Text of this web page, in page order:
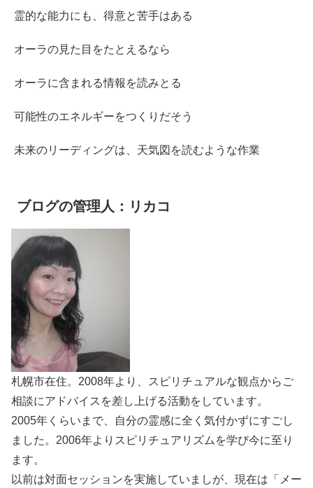
霊的な能力にも、得意と苦手はある
オーラの見た目をたとえるなら
オーラに含まれる情報を読みとる
可能性のエネルギーをつくりだそう
未来のリーディングは、天気図を読むような作業
ブログの管理人：リカコ
札幌市在住。2008年より、スピリチュアルな観点からご
相談にアドバイスを差し上げる活動をしています。
2005年くらいまで、自分の霊感に全く気付かずにすごし
ました。2006年よりスピリチュアリズムを学び今に至り
ます。
以前は対面セッションを実施していましが、現在は「メー